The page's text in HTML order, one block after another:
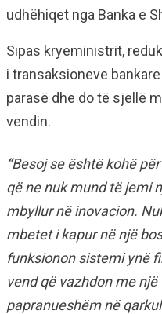
udhëhiqet nga Banka e
Sipas kryeministrit,
i transaksioneve
parasë dhe do të sjellë
vendin.
“Besoj se është kohë
që ne nuk mund të jemi
mbyllur në inovacion.
mbetet i kapur në një
funksionon sistemi ynë
vend që vazhdon me
papranueshëm në